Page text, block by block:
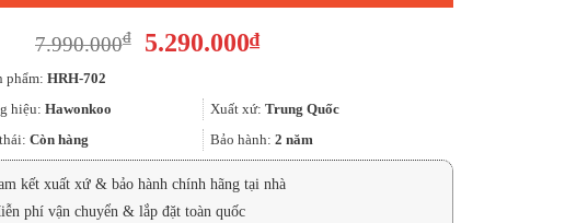
7.990.000₫
Giá
7.990.000₫.
5.290.000₫Giá
là:
5.290.000₫.
phẩm: HRH-702
hiệu: Hawonkoo Xuất xứ:Trung Quốc
Còn hàng Bảo hành:2 năm
kết xuất xứ & bảo hành chính hãng tại nhà
phí vận chuyển & lắp đặt toàn quốc